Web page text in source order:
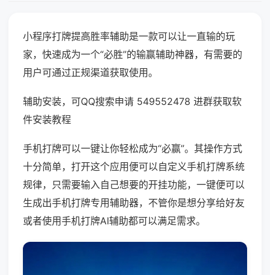
小程序打牌提高胜率辅助是一款可以让一直输的玩
家，快速成为一个“必胜”的输赢辅助神器，有需要的
用户可通过正规渠道获取使用。
辅助安装，可QQ搜索申请 549552478 进群获取软
件安装教程
手机打牌可以一键让你轻松成为“必赢”。其操作方式
十分简单，打开这个应用便可以自定义手机打牌系统
规律，只需要输入自己想要的开挂功能，一键便可以
生成出手机打牌专用辅助器，不管你是想分享给好友
或者使用手机打牌AI辅助都可以满足需求。